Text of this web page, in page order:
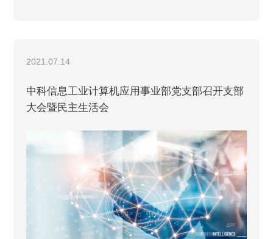
2021.07.14
中科信息工业计算机应用事业部党支部召开支部
大会暨民主生活会